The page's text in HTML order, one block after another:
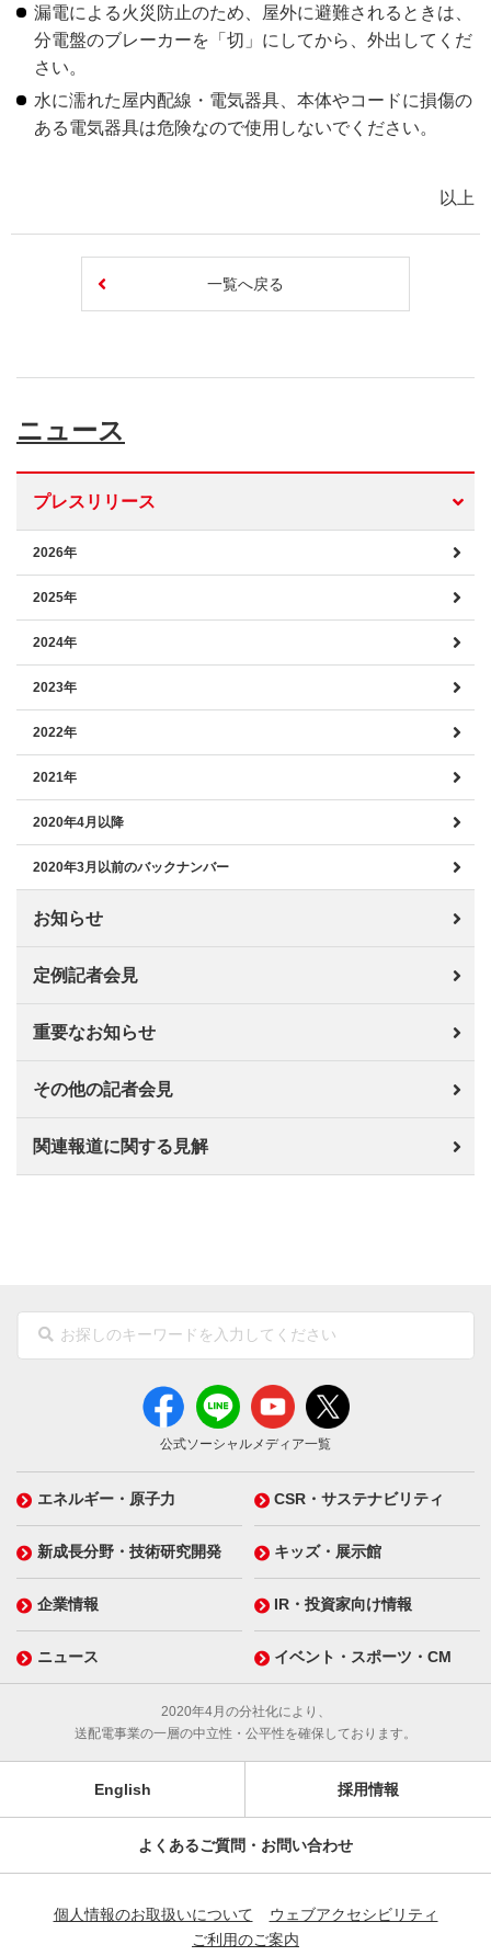
漏電による火災防止のため、屋外に避難されるときは、
分電盤のブレーカーを「切」にしてから、外出してくだ
さい。
水に濡れた屋内配線・電気器具、本体やコードに損傷の
ある電気器具は危険なので使用しないでください。
以上
一覧へ戻る
ニュース
プレスリリース
2026年
2025年
2024年
2023年
2022年
2021年
2020年4月以降
2020年3月以前のバックナンバー
お知らせ
定例記者会見
重要なお知らせ
その他の記者会見
関連報道に関する見解
公式ソーシャルメディア一覧
エネルギー・原子力 CSR・サステナビリティ
新成長分野・技術研究開発 キッズ・展示館
企業情報 IR・投資家向け情報
ニュース イベント・スポーツ・CM
2020年4月の分社化により、
送配電事業の一層の中立性・公平性を確保しております。
English 採用情報
よくあるご質問・お問い合わせ
個人情報のお取扱いについて
ウェブアクセシビリティ
ご利用のご案内